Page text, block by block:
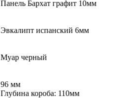
Панель Бархат графит 10мм
Эвкалипт испанский 6мм
Муар черный
96 мм
Глубина короба: 110мм